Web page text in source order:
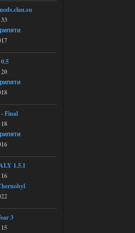
Ответить ➤
+ OGSR +
su
+ OGSR +
то другое,
каких таких
- Final
1.5.1
3